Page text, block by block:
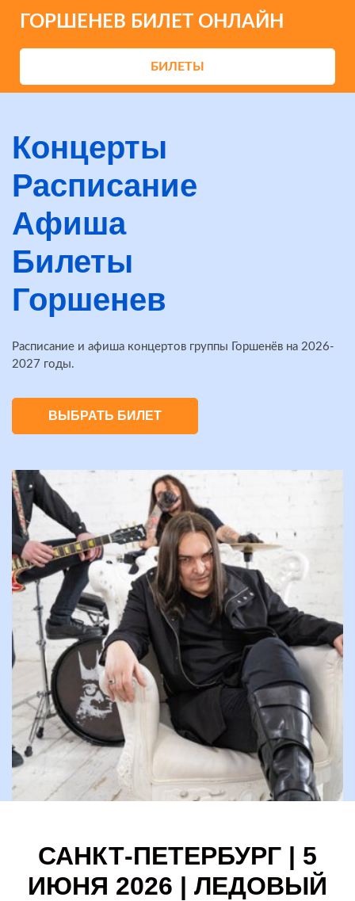
ГОРШЕНЕВ БИЛЕТ ОНЛАЙН
БИЛЕТЫ
Концерты
Расписание
Афиша
Билеты
Горшенев
Расписание и афиша концертов группы Горшенёв на 2026-
2027 годы.
ВЫБРАТЬ БИЛЕТ
САНКТ-ПЕТЕРБУРГ | 5
ИЮНЯ 2026 | ЛЕДОВЫЙ